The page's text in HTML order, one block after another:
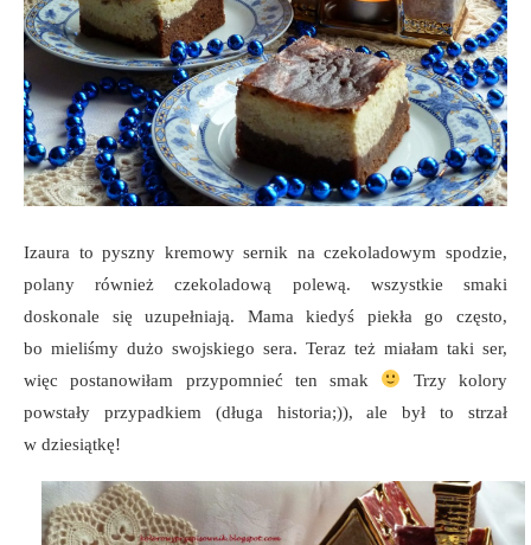
Izaura to pyszny kremowy sernik na czekoladowym spodzie,
polany również czekoladową polewą. wszystkie smaki
doskonale się uzupełniają. Mama kiedyś piekła go często,
bo mieliśmy dużo swojskiego sera. Teraz też miałam taki ser,
więc postanowiłam przypomnieć ten smak
Trzy kolory
powstały przypadkiem (długa historia;)), ale był to strzał
w dziesiątkę!